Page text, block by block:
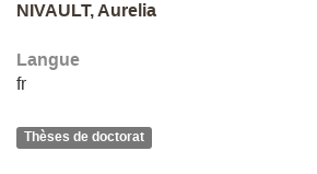
NIVAULT, Aurelia
Langue
fr
Thèses de doctorat